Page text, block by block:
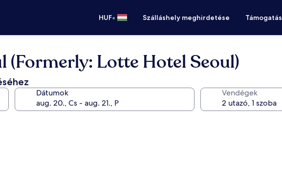
HUF• Szálláshely meghirdetése Támogatás
(Formerly: Lotte Hotel Seoul)
Dátumok Vendégek